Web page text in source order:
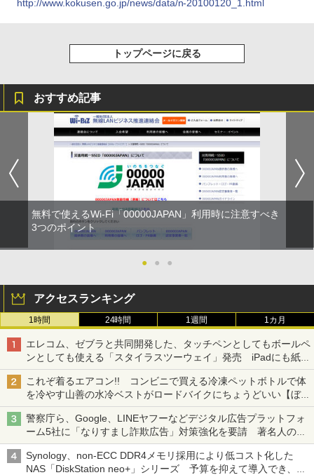
http://www.kokusen.go.jp/news/data/n-20100120_1.html
トップページに戻る
おすすめ記事
無料で使えるWi-Fi「00000JAPAN」利用時に注意すべき
3つのポイント
● ● ●
アクセスランキング
1時間 24時間 1週間 1カ月
エレコム、ゼブラと共同開発した、タッチペンとしてもボールペ
ンとしても使える「スタイラスツーウェイ」発売 iPadにも紙に
も、持ち替えずに書き込める
これぞ着るエアコン!! コンビニで買える冷凍ペットボトルで体
を冷やす山善の水冷ベストがロードバイクにちょうどいい【ぼっ
ち・ざ・ろーど！その14】【空いた時間でなにしてる？】
警察庁ら、Google、LINEヤフーなどデジタル広告プラットフォ
ーム5社に「なりすまし詐欺広告」対策強化を要請 著名人の写
真や映像を使った投資詐欺などへの対策として
Synology、non-ECC DDR4メモリ採用により低コスト化した
NAS「DiskStation neo+」シリーズ 予算を抑えて導入でき、